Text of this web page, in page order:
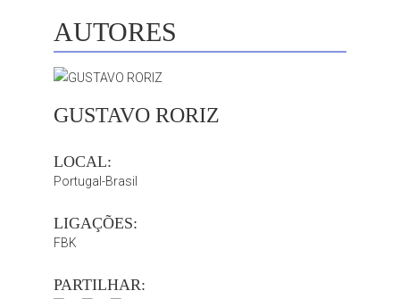
AUTORES
GUSTAVO RORIZ
LOCAL:
Portugal-Brasil
LIGAÇÕES:
FBK
PARTILHAR: